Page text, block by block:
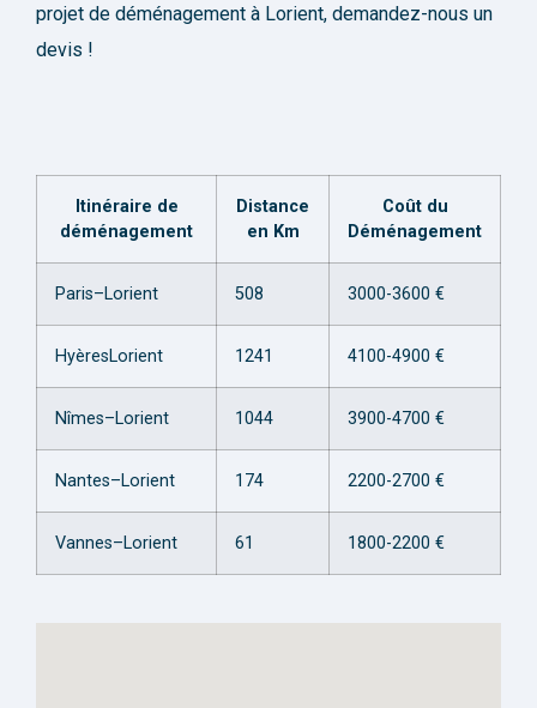
projet de déménagement à Lorient, demandez-nous un
devis !
Itinéraire de
déménagement
Distance
en Km
Coût du
Déménagement
Paris–Lorient 508 3000-3600 €
Hyères​Lorient 1241 4100-4900 €
Nîmes–Lorient 1044 3900-4700 €
Nantes–Lorient 174 2200-2700 €
Vannes–Lorient 61 1800-2200 €